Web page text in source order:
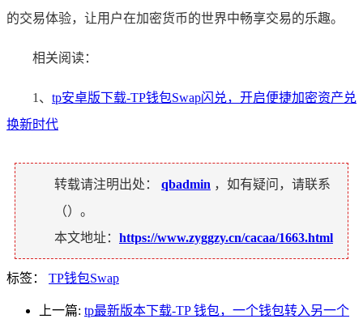
的交易体验，让用户在加密货币的世界中畅享交易的乐趣。
相关阅读：
1、 tp安卓版下载-TP钱包Swap闪兑，开启便捷加密资产兑
换新时代
转载请注明出处： qbadmin ，如有疑问，请联系
（）。
本文地址： https://www.zyggzy.cn/cacaa/1663.html
标签： TP钱包Swap
上一篇: tp最新版本下载-TP 钱包，一个钱包转入另一个